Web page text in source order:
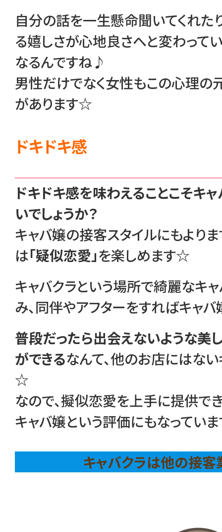
自分の話を一生懸命聞いてくれた
る嬉しさが心地良さへと変わって
なるんですね♪
男性だけでなく女性もこの心理の
があります☆
ドキドキ感
ドキドキ感を味わえることこそキ
いでしょうか？
キャバ嬢の接客スタイルにもより
は「疑似恋愛」を楽しめます☆
キャバクラという場所で綺麗なキ
み、同伴やアフターをすればキャバ
普段だったら出会えないような美
ができるなんて、他のお店にはな
☆
なので、擬似恋愛を上手に提供で
キャバ嬢という評価にもなっていま
キャバクラは他の接客